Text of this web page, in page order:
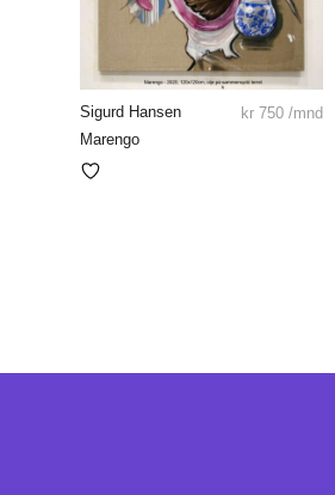
Sigurd Hansen
Marengo
kr 750 /mnd